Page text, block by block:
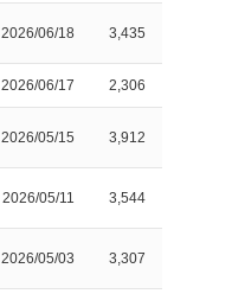
2026/06/18 3,435
2026/06/17 2,306
2026/05/15 3,912
2026/05/11 3,544
2026/05/03 3,307